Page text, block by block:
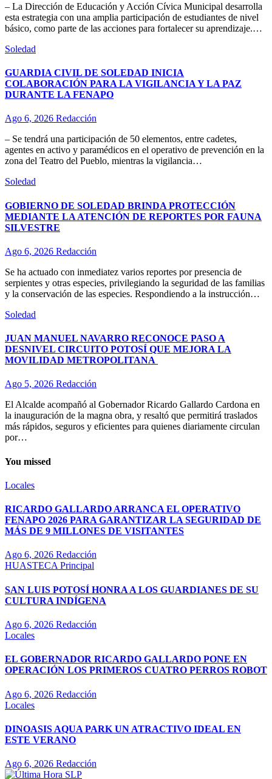
– La Dirección de Educación y Acción Cívica Municipal desarrolla
esta estrategia con una amplia participación de estudiantes de nivel
básico, como parte de las acciones para fortalecer su aprendizaje.…
Soledad
GUARDIA CIVIL DE SOLEDAD INICIA
COLABORACIÓN PARA LA VIGILANCIA Y LA PAZ
DURANTE LA FENAPO
Ago 6, 2026 Redacción
– Se tendrá una participación de 50 elementos, entre cadetes,
agentes en activo y paramédicos en el operativo de prevención en la
zona del Teatro del Pueblo, mientras la vigilancia…
Soledad
GOBIERNO DE SOLEDAD BRINDA PROTECCIÓN
MEDIANTE LA ATENCIÓN DE REPORTES POR FAUNA
SILVESTRE
Ago 6, 2026 Redacción
Se ha actuado con inmediatez varios reportes por presencia de
serpientes y otras especies, privilegiando la seguridad de las familias
y la conservación de las especies. Respondiendo a la instrucción…
Soledad
JUAN MANUEL NAVARRO RECONOCE PASO A
DESNIVEL CIRCUITO POTOSÍ QUE MEJORA LA
MOVILIDAD METROPOLITANA
Ago 5, 2026 Redacción
El Alcalde acompañó al Gobernador Ricardo Gallardo Cardona en
la inauguración de la magna obra, y resaltó que permitirá traslados
más rápidos, seguros y eficientes para quienes diariamente circulan
por…
You missed
Locales
RICARDO GALLARDO ARRANCA EL OPERATIVO
FENAPO 2026 PARA GARANTIZAR LA SEGURIDAD DE
MÁS DE 9 MILLONES DE VISITANTES
Ago 6, 2026 Redacción
HUASTECAPrincipal
SAN LUIS POTOSÍ HONRA A LOS GUARDIANES DE SU
CULTURA INDÍGENA
Ago 6, 2026 Redacción
Locales
EL GOBERNADOR RICARDO GALLARDO PONE EN
OPERACIÓN LOS PRIMEROS CUATRO PERROS ROBOT
Ago 6, 2026 Redacción
Locales
DINOASIS AQUA PARK UN ATRACTIVO IDEAL EN
ESTE VERANO
Ago 6, 2026 Redacción